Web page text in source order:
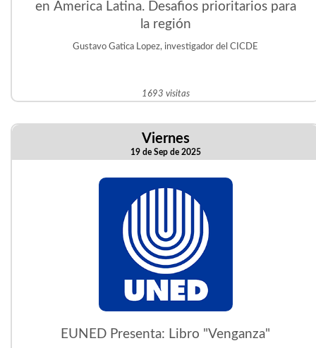
en America Latina. Desafios prioritarios para
la región
Gustavo Gatica Lopez, investigador del CICDE
1693 visitas
Viernes
19 de Sep de 2025
EUNED Presenta: Libro "Venganza"